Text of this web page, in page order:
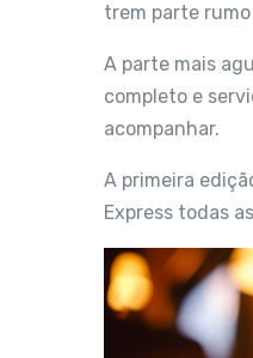
trem parte
A parte mais
completo e
acompanhar.
A primeira
Express todas